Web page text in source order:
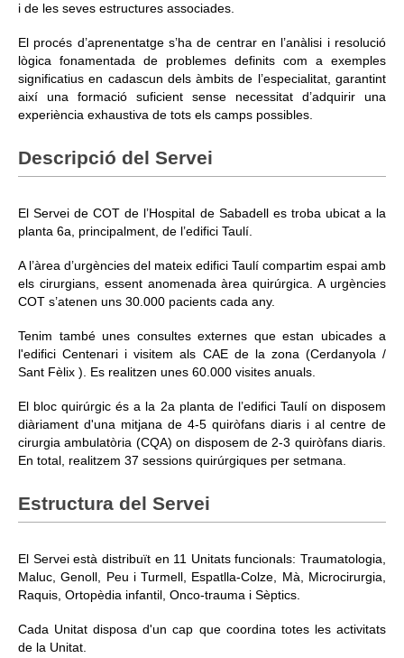
i de les seves estructures associades.
El procés d’aprenentatge s’ha de centrar en l’anàlisi i resolució
lògica fonamentada de problemes definits com a exemples
significatius en cadascun dels àmbits de l’especialitat, garantint
així una formació suficient sense necessitat d’adquirir una
experiència exhaustiva de tots els camps possibles.
Descripció del Servei
El Servei de COT de l’Hospital de Sabadell es troba ubicat a la
planta 6a, principalment, de l’edifici Taulí.
A l’àrea d’urgències del mateix edifici Taulí compartim espai amb
els cirurgians, essent anomenada àrea quirúrgica. A urgències
COT s’atenen uns 30.000 pacients cada any.
Tenim també unes consultes externes que estan ubicades a
l'edifici Centenari i visitem als CAE de la zona (Cerdanyola /
Sant Fèlix ). Es realitzen unes 60.000 visites anuals.
El bloc quirúrgic és a la 2a planta de l’edifici Taulí on disposem
diàriament d'una mitjana de 4-5 quiròfans diaris i al centre de
cirurgia ambulatòria (CQA) on disposem de 2-3 quiròfans diaris.
En total, realitzem 37 sessions quirúrgiques per setmana.
Estructura del Servei
El Servei està distribuït en 11 Unitats funcionals: Traumatologia,
Maluc, Genoll, Peu i Turmell, Espatlla-Colze, Mà, Microcirurgia,
Raquis, Ortopèdia infantil, Onco-trauma i Sèptics.
Cada Unitat disposa d'un cap que coordina totes les activitats
de la Unitat.